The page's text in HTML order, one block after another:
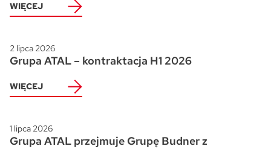
WIĘCEJ
2 lipca 2026
Grupa ATAL – kontraktacja H1 2026
WIĘCEJ
1 lipca 2026
Grupa ATAL przejmuje Grupę Budner z